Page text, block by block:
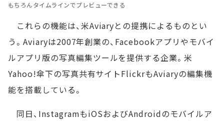
もちろんタイムラインでプレビューできる
これらの機能は、米Aviaryとの提携によるものとい
う。Aviaryは2007年創業の、Facebookアプリやモバイ
ルアプリ版の写真編集ツールを提供する企業。米
Yahoo!傘下の写真共有サイトFlickrもAviaryの編集機
能を搭載している。
同日、InstagramもiOSおよびAndroidのモバイルア